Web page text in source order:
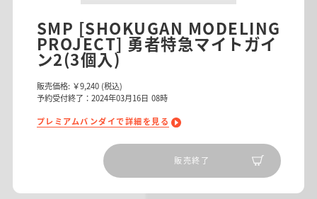
SMP [SHOKUGAN MODELING
PROJECT] 勇者特急マイトガイ
ン2(3個入)
販売価格: ￥9,240 (税込)
予約受付終了：2024年03月16日 08時
プレミアムバンダイで詳細を見る
販売終了